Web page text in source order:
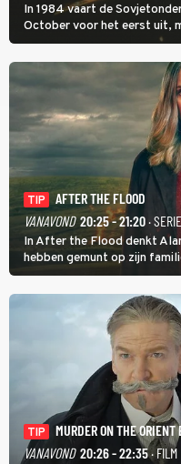
In 1984 vaart de
October voor het eerst uit,
Marko Ramius?
TIP
AFTER THE FLOOD
VANAVOND 20:25 - 21:20· SERIE
In After the Flood denkt
hebben gemunt op zijn
brandende boodschap in
Jo Marshall de jonge Finn
TIP
MURDER ON THE ORIENT
VANAVOND 20:26 - 22:35· FILM